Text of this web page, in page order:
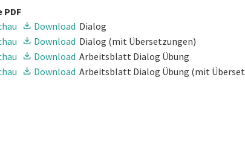
PDF
Download Dialog
Download Dialog (mit Übersetzungen)
Download Arbeitsblatt Dialog Übung
Download Arbeitsblatt Dialog Übung (mit